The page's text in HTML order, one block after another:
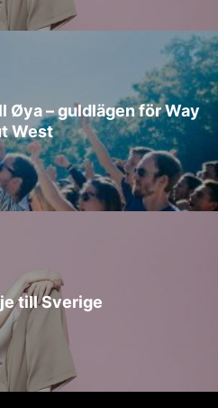
Øya – guldlägen för Way
West
till Sverige